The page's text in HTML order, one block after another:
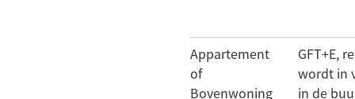
Appartement
of
Bovenwoning
GFT+E,
wordt in
in de